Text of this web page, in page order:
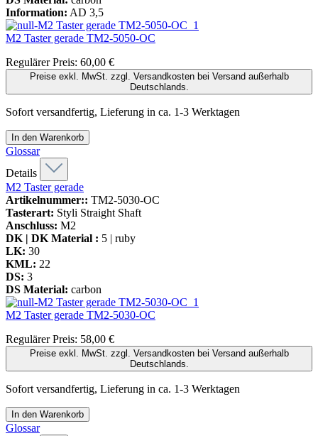
Information: AD 3,5
M2 Taster gerade TM2-5050-OC
Regulärer Preis: 60,00 €
Preise exkl. MwSt. zzgl. Versandkosten bei Versand außerhalb
Deutschlands.
Sofort versandfertig, Lieferung in ca. 1-3 Werktagen
In den Warenkorb
Glossar
Details
M2 Taster gerade
Artikelnummer:: TM2-5030-OC
Tasterart: Styli Straight Shaft
Anschluss: M2
DK | DK Material : 5 | ruby
LK: 30
KML: 22
DS: 3
DS Material: carbon
M2 Taster gerade TM2-5030-OC
Regulärer Preis: 58,00 €
Preise exkl. MwSt. zzgl. Versandkosten bei Versand außerhalb
Deutschlands.
Sofort versandfertig, Lieferung in ca. 1-3 Werktagen
In den Warenkorb
Glossar